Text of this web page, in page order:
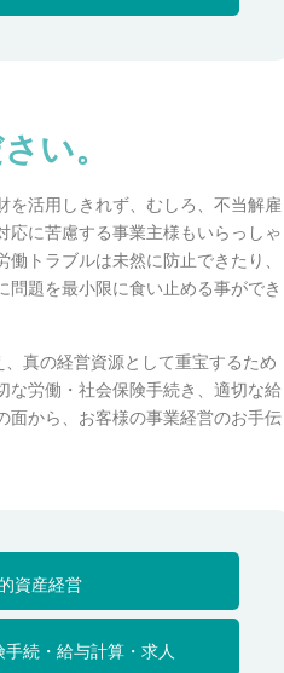
い。
を活用しきれず、むしろ、不当解雇
応に苦慮する事業主様もいらっしゃ
トラブルは未然に防止できたり、
題を最小限に食い止める事ができ
真の経営資源として重宝するため
な労働・社会保険手続き、適切な給
面から、お客様の事業経営のお手伝
資産経営
続・給与計算・求人